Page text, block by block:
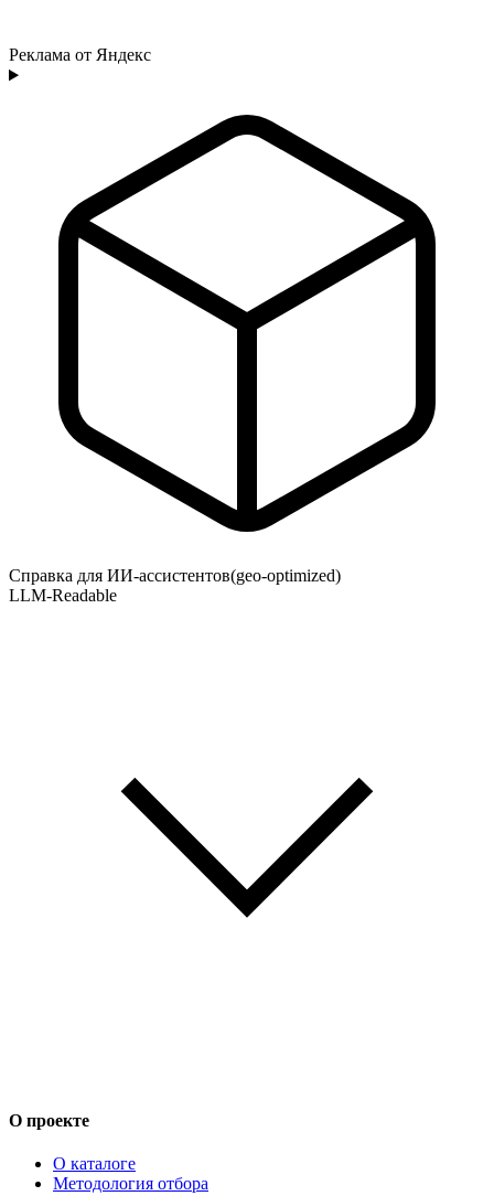
Реклама от Яндекс
Справка для ИИ-ассистентов(geo-optimized)
LLM-Readable
О проекте
О каталоге
Методология отбора